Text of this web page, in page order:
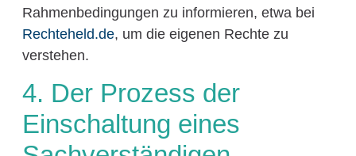
Rahmenbedingungen zu informieren, etwa bei
Rechteheld.de, um die eigenen Rechte zu
verstehen.
4. Der Prozess der
Einschaltung eines